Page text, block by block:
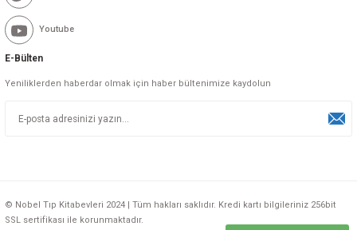
Youtube
E-Bülten
Yeniliklerden haberdar olmak için haber bültenimize kaydolun
© Nobel Tıp Kitabevleri 2024 | Tüm hakları saklıdır. Kredi kartı bilgileriniz 256bit
SSL sertifikası ile korunmaktadır.